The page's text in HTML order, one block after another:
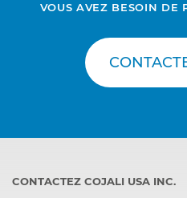
VOUS AVEZ BESOIN DE
CONTACTEZ COJALI USA INC.